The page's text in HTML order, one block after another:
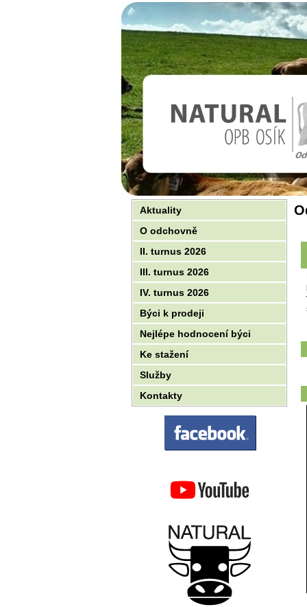
Aktuality
O odchovně
II. turnus 2026
III. turnus 2026
IV. turnus 2026
Býci k prodeji
Nejlépe hodnocení býci
Ke stažení
Služby
Kontakty